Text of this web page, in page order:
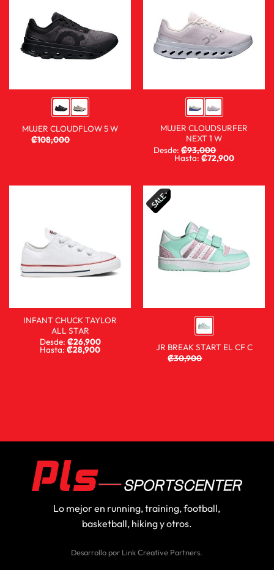
MUJER CLOUDFLOW 5 W
₡108,000
MUJER CLOUDSURFER
NEXT 1 W
Desde:₡93,000
Hasta: ₡72,900
INFANT CHUCK TAYLOR
ALL STAR
Desde: ₡26,900
Hasta: ₡28,900
JR BREAK START EL CF C
₡30,900
Lo mejor en running, training, football,
basketball, hiking y otros.
Desarrollo por Link Creative Partners.